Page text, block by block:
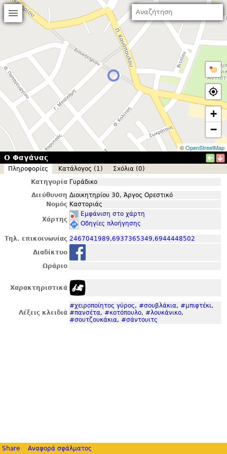
+
−
©OpenStreetMap
Ο Φαγάνας
Πληροφορίες Κατάλογος (1)
Σxόλια (0)
Κατηγορία Γυράδικο
Διεύθυνση Διοικητηρίου 30, Άργος Ορεστικό
Νομός Καστοριάς
Χάρτης
Εμφάνιση στο χάρτη
Οδηγίες πλοήγησης
Τηλ. επικοινωνίας 2467041989,6937365349,6944448502
Διαδίκτυο
Ωράριο
Χαρακτηριστικά
Λέξεις κλειδιά
#χειροποίητος γύρος, #σουβλάκια, #μπιφτέκι,
#πανσέτα, #κοτόπουλο, #λουκάνικο,
#σουτζουκάκια, #σάντουιτς
Share Αναφορά σφάλματος